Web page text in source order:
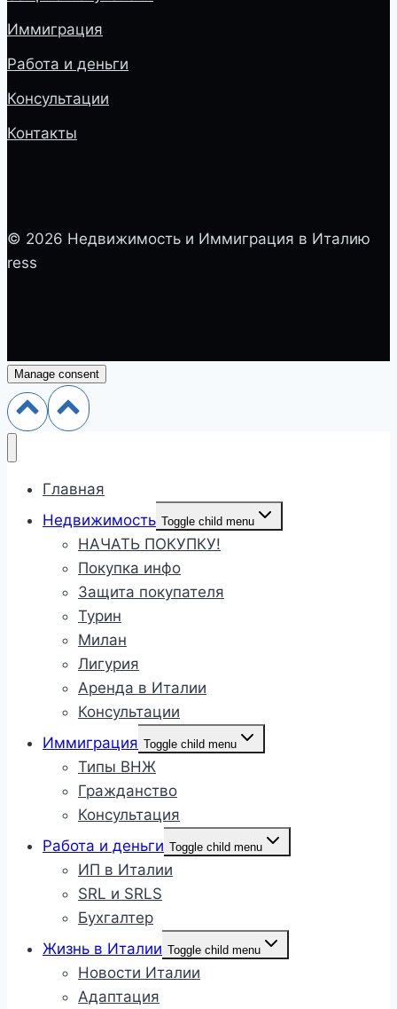
Иммиграция
Работа и деньги
Консультации
Контакты
© 2026 Недвижимость и Иммиграция в Италию
ress
Manage consent
Главная
Недвижимость Toggle child menu
НАЧАТЬ ПОКУПКУ!
Покупка инфо
Защита покупателя
Турин
Милан
Лигурия
Аренда в Италии
Консультации
Иммиграция Toggle child menu
Типы ВНЖ
Гражданство
Консультация
Работа и деньги Toggle child menu
ИП в Италии
SRL и SRLS
Бухгалтер
Жизнь в Италии Toggle child menu
Новости Италии
Адаптация